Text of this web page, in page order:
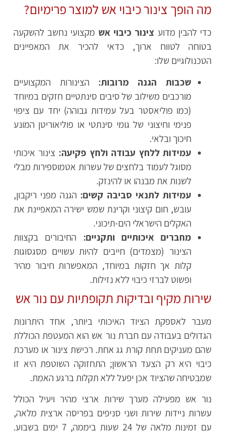
מה הופך צינור כיבוי אש למוצר פרימיום?
כדי להבין מדוע צינור כיבוי אש מקצועי נחשב להשקעה
בטוחה לטווח ארוך, כדאי להכיר את המאפיינים
הטכנולוגיים שלו:
שכבות הגנה מרובות: הצינורות המקצועיים
מורכבים משילוב של סיבים סינתטיים חזקים במיוחד
(כמו פוליאסטר בעל עמידות גבוהה) יחד עם ציפוי
פנימי וחיצוני של גומי סינתטי או פוליאוריטן המונע
חיכוך ובלאי.
עמידות ללחץ עבודה ולחץ פקיעה: צינור איכותי
מסוגל לעמוד בלחצים של עשרות אטמוספירות מבלי
לשנות את מבנהו או להינזק.
עמידות לתנאי סביבה קשים: הגנה מפני ריקבון,
עובש, חום קיצוני וקרינת שמש ישירה המאפיינת את
האקלים הישראלי הים-תיכוני.
מחברים איכותיים ותקניים: החיבורים בקצוות
הצינור (מצמדים) חייבים להיות עשויים מסגסוגות
קלות אך חזקות במיוחד, המאפשרות חיבור מהיר
ופשוט לברזי כיבוי ללא נזילות.
שירות מקיף ובדיקות תקופתיות עם נור אש
מעבר לאספקת הציוד האיכותי ביותר, אחד היתרונות
הגדולים בעבודה עם חברת נור אש הוא המעטפת הכוללת
שהם מעניקים תחת קורת גג אחת. רכישת צינור או מערכת
כיבוי היא רק הצעד הראשון; התחזוקה השוטפת היא זו
שמבטיחה שהציוד אכן יפעל ללא תקלות ברגע האמת.
נור אש מפעילה מערך שירות ארצי מהיר ויעיל הכולל
עשרות ניידות שירות ושני סניפים בפריסה ארצית מלאה,
עם זמינות מלאה של 24 שעות ביממה, 7 ימים בשבוע.